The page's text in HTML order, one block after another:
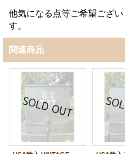
他気になる点等ご希望ござ
す。
関連商品